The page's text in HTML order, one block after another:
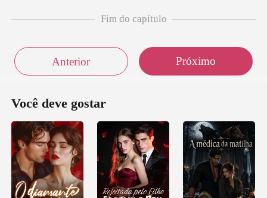
Fim do capítulo
Anterior Próximo
Você deve gostar